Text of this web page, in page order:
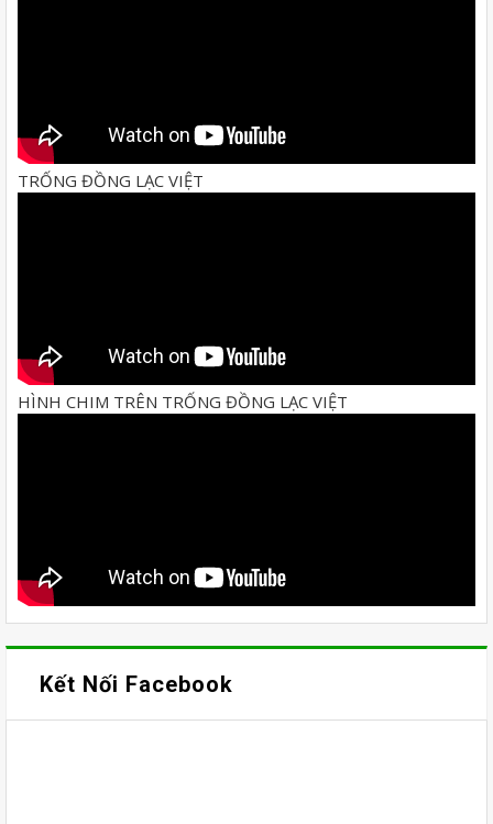
TRỐNG ĐỒNG LẠC VIỆT
HÌNH CHIM TRÊN TRỐNG ĐỒNG LẠC VIỆT
Kết Nối Facebook